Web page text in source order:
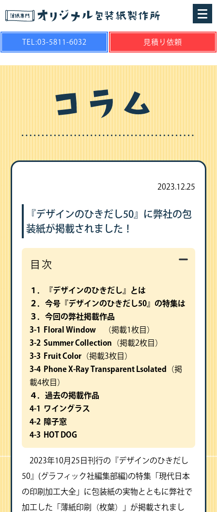
TEL:03-5811-6032 見積り依頼
2023.12.25
『デザインのひきだし50』に弊社の包
装紙が掲載されました！
目次
１．『デザインのひきだし』とは
２．今号『デザインのひきだし50』の特集は
３．今回の弊社掲載作品
3-1 Floral Window
（掲載1枚目）
3-2 Summer Collection （掲載2枚目）
3-3 Fruit Color （掲載3枚目）
3-4 Phone X-Ray Transparent Lsolated
（掲
載4枚目）
４．過去の掲載作品
4-1 ワイングラス
4-2 障子窓
4-3 HOT DOG
2023年10月25日刊行の『デザインのひきだし
50』(グラフィック社編集部編)の特集「現代日本
の印刷加工大全」に包装紙の実物とともに弊社で
加工した「薄紙印刷（枚葉）」が掲載されまし